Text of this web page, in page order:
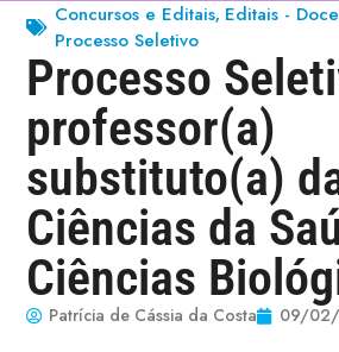
Concursos e Editais, Editais -
Processo Seletivo
Processo
professor(a)
substituto(a)
Ciências da
Ciências
Patrícia de Cássia da Costa 09/